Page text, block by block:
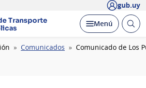
gub.uy
Transporte
Desplegar
Menú Abrir
Comunicados Comunicado de Los